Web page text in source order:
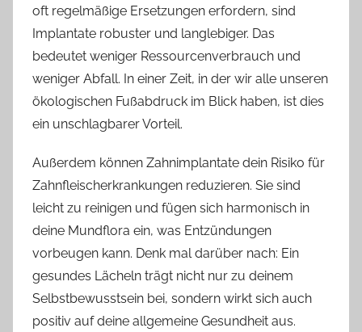
oft regelmäßige Ersetzungen erfordern, sind
Implantate robuster und langlebiger. Das
bedeutet weniger Ressourcenverbrauch und
weniger Abfall. In einer Zeit, in der wir alle unseren
ökologischen Fußabdruck im Blick haben, ist dies
ein unschlagbarer Vorteil.
Außerdem können Zahnimplantate dein Risiko für
Zahnfleischerkrankungen reduzieren. Sie sind
leicht zu reinigen und fügen sich harmonisch in
deine Mundflora ein, was Entzündungen
vorbeugen kann. Denk mal darüber nach: Ein
gesundes Lächeln trägt nicht nur zu deinem
Selbstbewusstsein bei, sondern wirkt sich auch
positiv auf deine allgemeine Gesundheit aus.